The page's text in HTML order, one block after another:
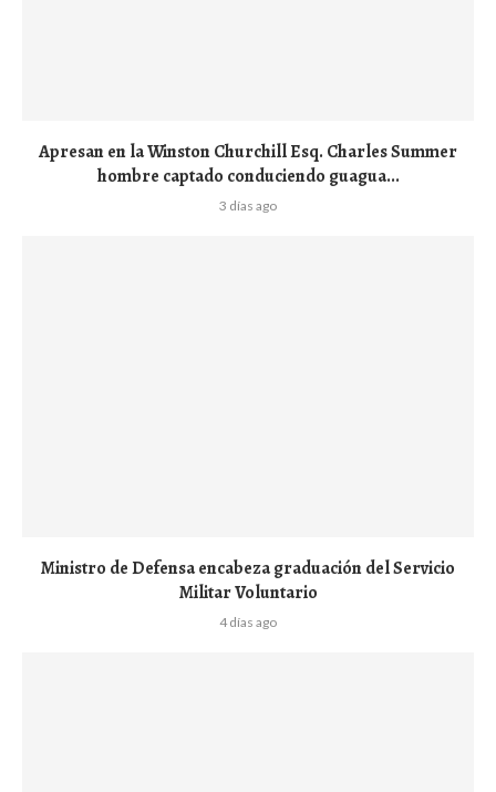
Apresan en la Winston Churchill Esq. Charles Summer
hombre captado conduciendo guagua...
3 días ago
Ministro de Defensa encabeza graduación del Servicio
Militar Voluntario
4 días ago